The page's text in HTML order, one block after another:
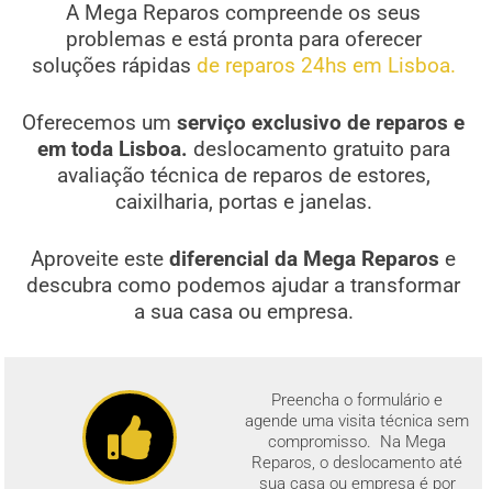
A Mega Reparos compreende os seus
problemas e está pronta para oferecer
soluções rápidas de reparos 24hs em Lisboa.
Oferecemos um serviço exclusivo de reparos e
em toda Lisboa. deslocamento gratuito para
avaliação técnica de reparos de estores,
caixilharia, portas e janelas.
Aproveite estediferencial da Mega Reparos e
descubra como podemos ajudar a transformar
a sua casa ou empresa.
Preencha o formulário e
agende uma visita técnica sem
compromisso. Na Mega
Reparos, o deslocamento até
sua casa ou empresa é por